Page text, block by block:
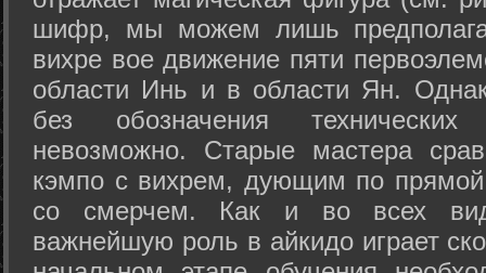
шифр, мы можем лишь
вихре вое движение пяти
области Инь и в области Ян.
без обозначения
невозможно. Старые мастера
кэмпо с вихрем, дующим по
со смерчем. Как и во всех
важнейшую роль в айкидо играет